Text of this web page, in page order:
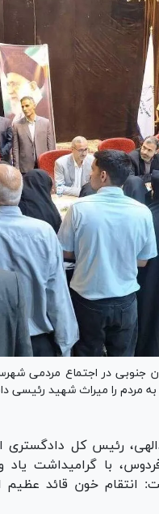
در اجتماع مردمی
مردم را میراث شهید رئیسی
رئیس کل دادگستری
با گرامیداشت
انتقام خون قائد